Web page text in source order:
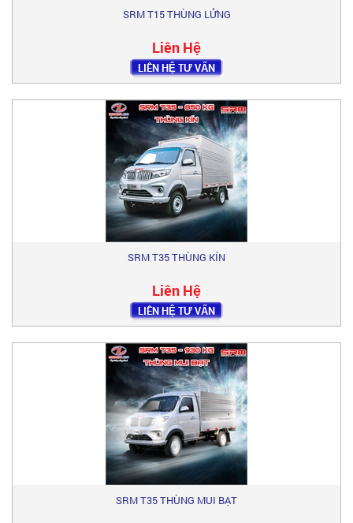
SRM T15 THÙNG LỬNG
Liên Hệ
LIÊN HỆ TƯ VẤN
SRM T35 THÙNG KÍN
Liên Hệ
LIÊN HỆ TƯ VẤN
SRM T35 THÙNG MUI BẠT